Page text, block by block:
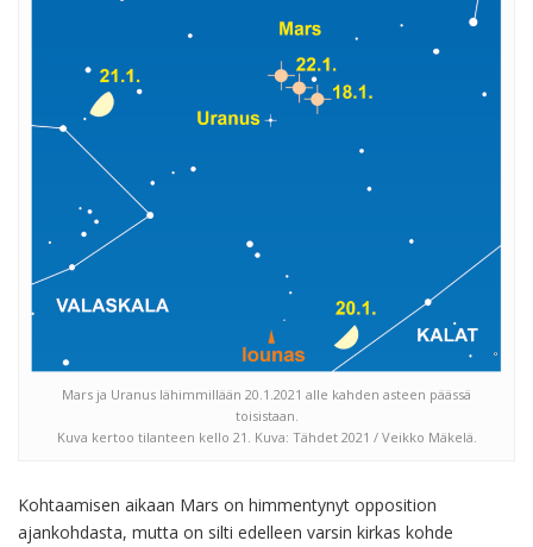
Mars ja Uranus lähimmillään 20.1.2021 alle kahden asteen päässä
toisistaan.
Kuva kertoo tilanteen kello 21. Kuva: Tähdet 2021 / Veikko Mäkelä.
Kohtaamisen aikaan Mars on himmentynyt opposition
ajankohdasta, mutta on silti edelleen varsin kirkas kohde